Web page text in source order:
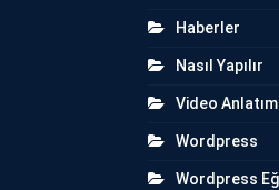
Haberler
Nasıl Yapılır
Video
Wordpress
Wordpress